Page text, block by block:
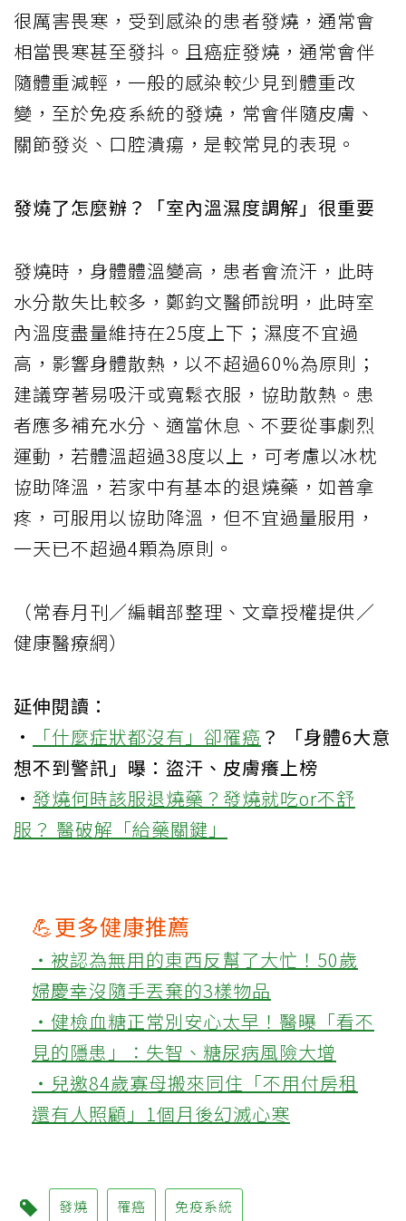
很厲害畏寒，受到感染的患者發燒，通常會
相當畏寒甚至發抖。且癌症發燒，通常會伴
隨體重減輕，一般的感染較少見到體重改
變，至於免疫系統的發燒，常會伴隨皮膚、
關節發炎、口腔潰瘍，是較常見的表現。
發燒了怎麼辦？「室內溫濕度調解」很重要
發燒時，身體體溫變高，患者會流汗，此時
水分散失比較多，鄭鈞文醫師說明，此時室
內溫度盡量維持在25度上下；濕度不宜過
高，影響身體散熱，以不超過60%為原則；
建議穿著易吸汗或寬鬆衣服，協助散熱。患
者應多補充水分、適當休息、不要從事劇烈
運動，若體溫超過38度以上，可考慮以冰枕
協助降溫，若家中有基本的退燒藥，如普拿
疼，可服用以協助降溫，但不宜過量服用，
一天已不超過4顆為原則。
（常春月刊／編輯部整理、文章授權提供／
健康醫療網）
延伸閱讀：
·
「什麼症狀都沒有」卻罹癌 ？ 「身體6大意
想不到警訊」曝：盜汗、皮膚癢上榜
· 發燒何時該服退燒藥？發燒就吃or不舒
服？ 醫破解「給藥關鍵」
💪更多健康推薦
‧被認為無用的東西反幫了大忙！50歲
婦慶幸沒隨手丟棄的3樣物品
‧健檢血糖正常別安心太早！醫曝「看不
見的隱患」：失智、糖尿病風險大增
‧兒邀84歲寡母搬來同住「不用付房租
還有人照顧」1個月後幻滅心寒
發燒 罹癌 免疫系統